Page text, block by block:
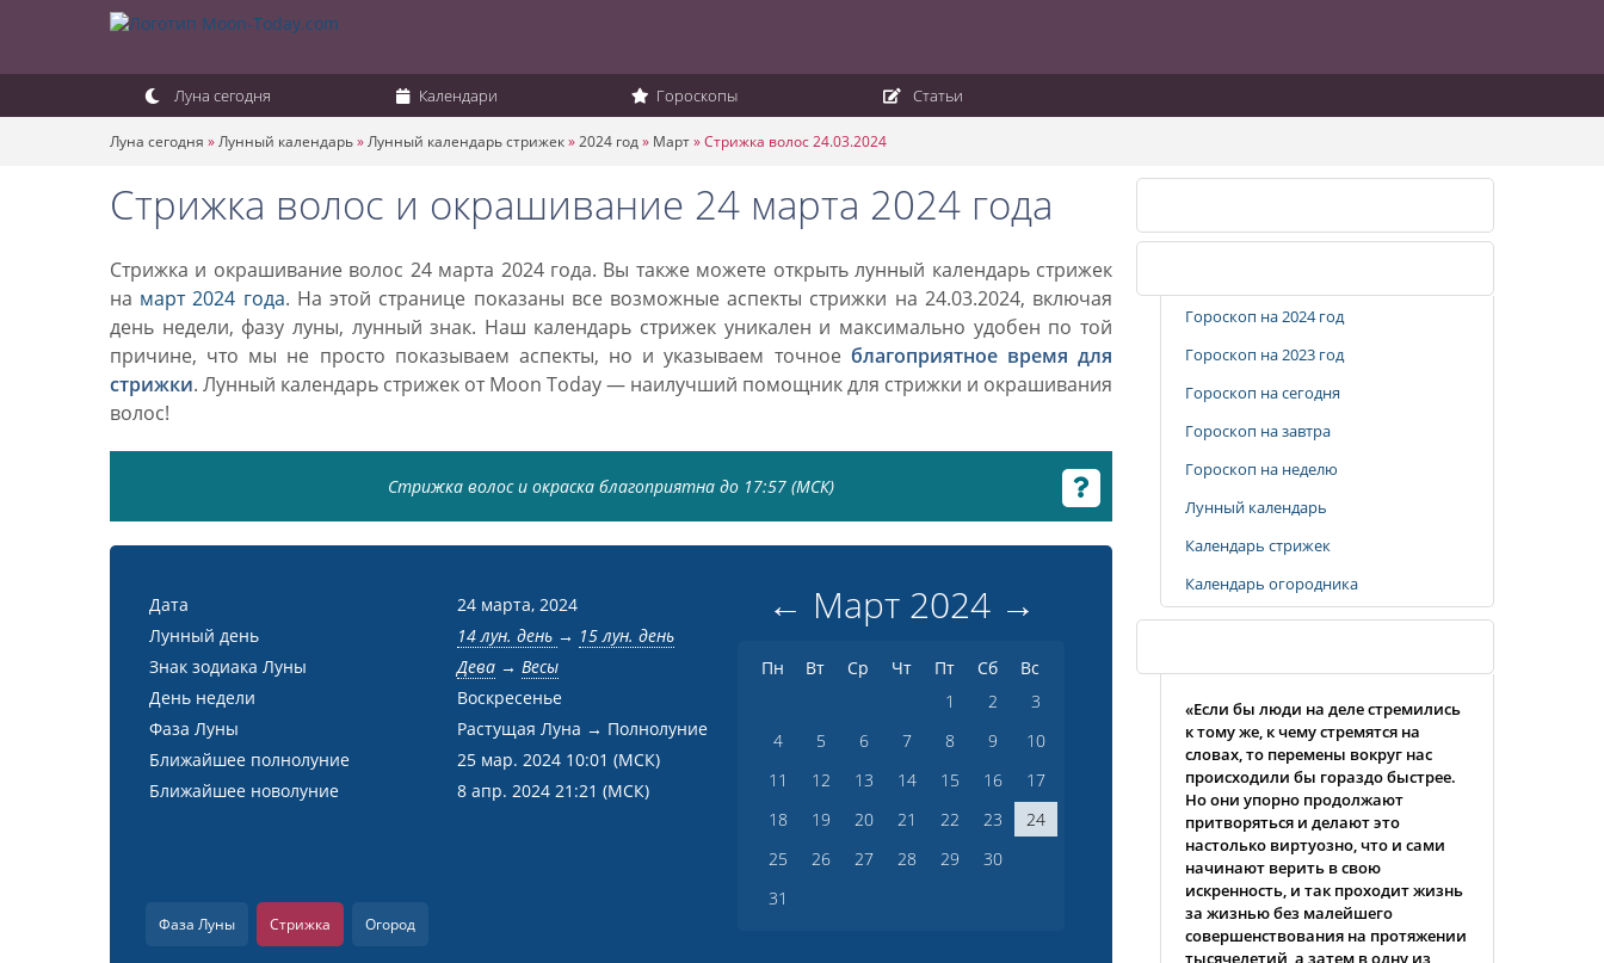
Луна сегодня Календари Гороскопы Статьи
Луна сегодня »Лунный календарь»Лунный календарь стрижек»2024 год» Март»Стрижка волос 24.03.2024
Стрижка волос и окрашивание 24 марта 2024 года
Стрижка и окрашивание волос 24 марта 2024 года. Вы также можете открыть лунный календарь стрижек
на март 2024 года. На этой странице показаны все возможные аспекты стрижки на 24.03.2024, включая
день недели, фазу луны, лунный знак. Наш календарь стрижек уникален и максимально удобен по той
причине, что мы не просто показываем аспекты, но и указываем точное благоприятное время для
стрижки. Лунный календарь стрижек от Moon Today — наилучший помощник для стрижки и окрашивания
волос!
Стрижка волос и окраска благоприятна до 17:57 (МСК)
Дата
24 марта, 2024
Лунный день
14 лун. день → 15 лун. день
Знак зодиака Луны
Дева→ Весы
День недели
Воскресенье
Фаза Луны
Растущая Луна → Полнолуние
Ближайшее полнолуние
25 мар. 2024 10:01 (МСК)
Ближайшее новолуние
8 апр. 2024 21:21 (МСК)
← Март 2024 →
Пн Вт Ср Чт Пт Сб
Вс
1
2
3
4
5 6 7 8 9
10
11
12 13 14 15 16
17
18
19 20 21 22 23
24
25
26 27 28 29
30
31
Фаза Луны Стрижка Огород
Гороскоп на 2024 год
Гороскоп на 2023 год
Гороскоп на сегодня
Гороскоп на завтра
Гороскоп на неделю
Лунный календарь
Календарь стрижек
Календарь огородника
«Если бы люди на деле стремились
к тому же, к чему стремятся на
словах, то перемены вокруг нас
происходили бы гораздо быстрее.
Но они упорно продолжают
притворяться и делают это
настолько виртуозно, что и сами
начинают верить в свою
искренность, и так проходит жизнь
за жизнью без малейшего
совершенствования на протяжении
тысячелетий, а затем в одну из